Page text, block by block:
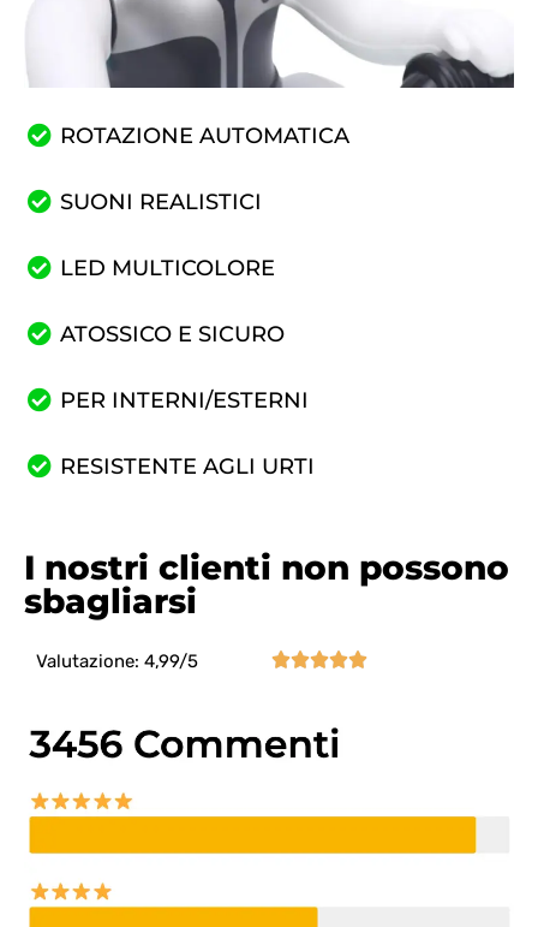
ROTAZIONE AUTOMATICA
SUONI REALISTICI
LED MULTICOLORE
ATOSSICO E SICURO
PER INTERNI/ESTERNI
RESISTENTE AGLI URTI
I nostri clienti non possono
sbagliarsi
Valutazione: 4,99/5 